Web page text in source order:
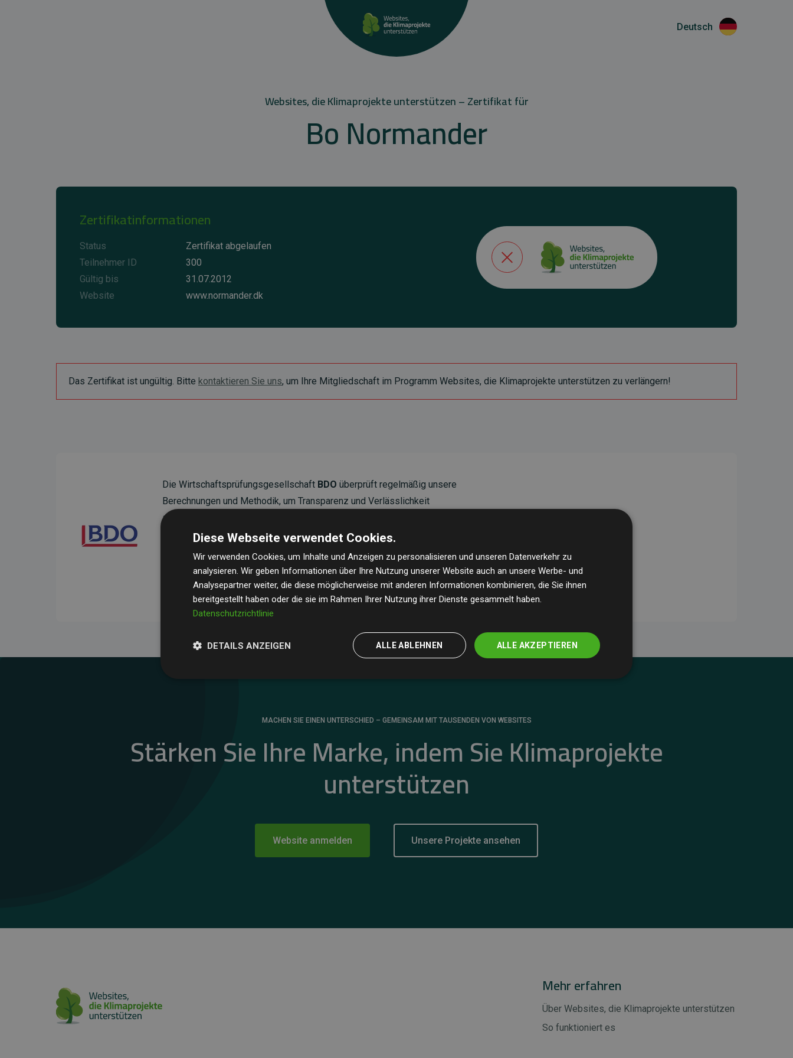
Deutsch
Websites, die Klimaprojekte unterstützen – Zertifikat für
Bo Normander
Zertifikatinformationen
Status
Zertifikat abgelaufen
Teilnehmer ID
300
Gültig bis
31.07.2012
Website
www.normander.dk
Das Zertifikat ist ungültig. Bitte kontaktieren Sie uns, um Ihre Mitgliedschaft im Programm Websites, die Klimaprojekte unterstützen zu verlängern!
Die Wirtschaftsprüfungsgesellschaft BDO überprüft regelmäßig unsere
Berechnungen und Methodik, um Transparenz und Verlässlichkeit
sicherzustellen.
Ihre Prüfungen belegen, dass unsere Investitionen in Klimaschutzprojekte im
Durchschnitt200 % der geschätzten CO₂-Emissionender teilnehmenden
Websites kompensieren – ein klarer Nachweis für die messbare Klimawirkung
unseres Ansatzes.
MACHEN SIE EINEN UNTERSCHIED – GEMEINSAM MIT TAUSENDEN VON WEBSITES
Stärken Sie Ihre Marke, indem Sie Klimaprojekte
unterstützen
Website anmelden Unsere Projekte ansehen
Mehr erfahren
Über Websites, die Klimaprojekte unterstützen
So funktioniert es
Diese Webseite verwendet Cookies.
Wir verwenden Cookies, um Inhalte und Anzeigen zu personalisieren und unseren Datenverkehr zu
analysieren. Wir geben Informationen über Ihre Nutzung unserer Website auch an unsere Werbe- und
Analysepartner weiter, die diese möglicherweise mit anderen Informationen kombinieren, die Sie ihnen
bereitgestellt haben oder die sie im Rahmen Ihrer Nutzung ihrer Dienste gesammelt haben.
Datenschutzrichtlinie
ALLE AKZEPTIEREN
ALLE ABLEHNEN
DETAILS ANZEIGEN